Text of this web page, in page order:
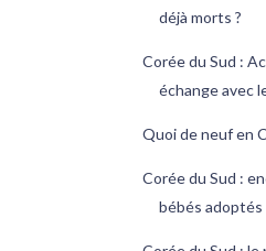
déjà morts ?
Corée du Sud :
échange avec
Quoi de neuf en
Corée du Sud :
bébés adoptés